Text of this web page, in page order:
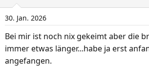
i
o
n
n
:
30. Jan. 2026
Bei mir ist noch nix gekeimt aber die
immer etwas länger...habe ja erst
angefangen.